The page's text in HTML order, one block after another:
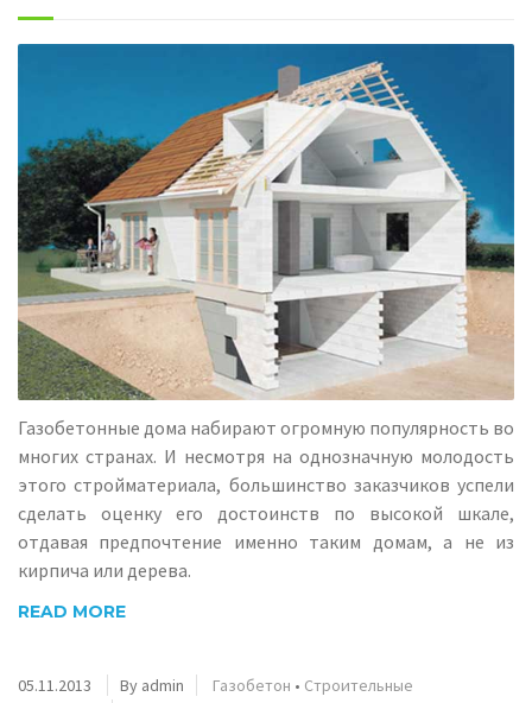
Газобетонные дома набирают огромную популярность во
многих странах. И несмотря на однозначную молодость
этого стройматериала, большинство заказчиков успели
сделать оценку его достоинств по высокой шкале,
отдавая предпочтение именно таким домам, а не из
кирпича или дерева.
READ MORE
05.11.2013 By admin Газобетон • Строительные